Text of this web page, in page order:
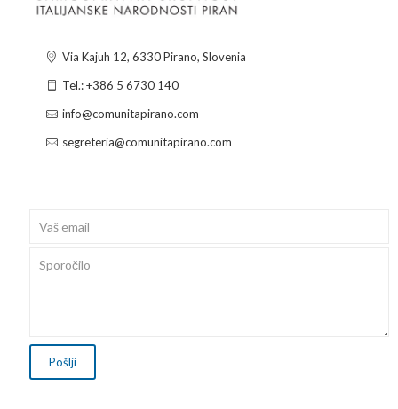
Via Kajuh 12, 6330 Pirano, Slovenia
Tel.: +386 5 6730 140
info@comunitapirano.com
segreteria@comunitapirano.com